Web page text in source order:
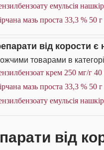
емульсія
мазь проста 33,3 % 50
від корости
товарами в
крем 250 мг/г 40
мазь проста 33,3 % 50
емульсія
від